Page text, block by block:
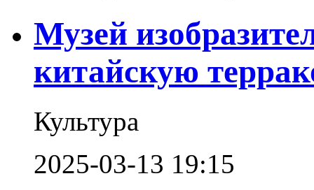
Музей
китайскую
Культура
2025-03-13 19:15